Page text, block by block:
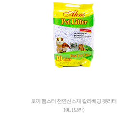
토끼 햄스터 천연신소재 칼라베딩 펫리터
10L (보라)